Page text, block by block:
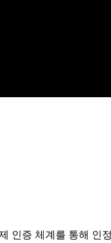
인증 체계를 통해 인